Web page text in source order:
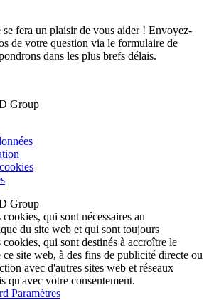
fera un plaisir de vous aider ! Envoyez-
de votre question via le formulaire de
dans les plus brefs délais.
Group
Group
qui sont nécessaires au
du site web et qui sont toujours
cookies, qui sont destinés à accroître le
site web, à des fins de publicité directe ou
avec d'autres sites web et réseaux
qu'avec votre consentement.
Paramètres